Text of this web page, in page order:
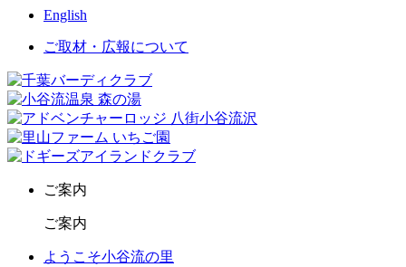
English
ご取材・広報について
ご案内
ご案内
ようこそ小谷流の里